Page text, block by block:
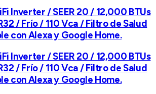
Inverter / SEER 20 / 12,000 BTUs
/ Frío / 110 Vca / Filtro de Salud
con Alexa y Google Home.
Inverter / SEER 20 / 12,000 BTUs
/ Frío / 110 Vca / Filtro de Salud
con Alexa y Google Home.